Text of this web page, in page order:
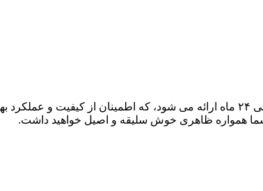
شما همواره ظاهری خوش سلیقه و اصیل خواهید داشت.